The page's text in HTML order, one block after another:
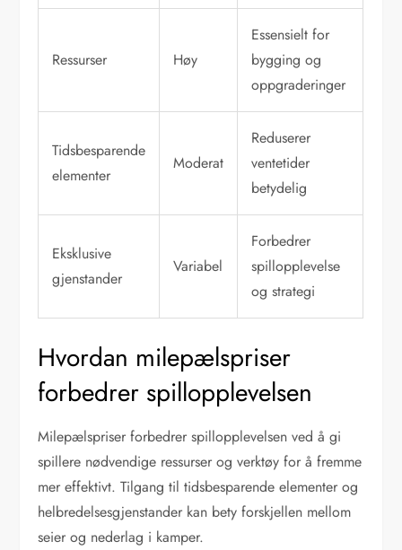
Ressurser Høy
Essensielt for
bygging og
oppgraderinger
Tidsbesparende
elementer
Moderat
Reduserer
ventetider
betydelig
Eksklusive
gjenstander
Variabel
Forbedrer
spillopplevelse
og strategi
Hvordan milepælspriser
forbedrer spillopplevelsen
Milepælspriser forbedrer spillopplevelsen ved å gi
spillere nødvendige ressurser og verktøy for å fremme
mer effektivt. Tilgang til tidsbesparende elementer og
helbredelsesgjenstander kan bety forskjellen mellom
seier og nederlag i kamper.